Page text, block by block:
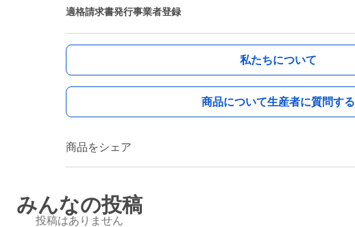
適格請求書発行事業者登録
私たちについて
商品について生産者に質問する
商品をシェア
みんなの投稿
投稿はありません